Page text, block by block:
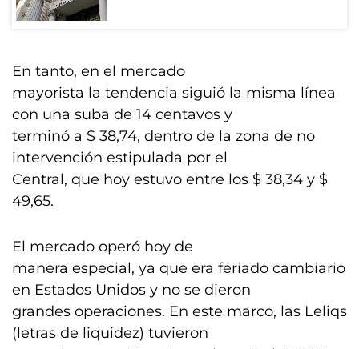
En tanto, en el mercado
mayorista la tendencia siguió la misma línea
con una suba de 14 centavos y
terminó a $ 38,74, dentro de la zona de no
intervención estipulada por el
Central, que hoy estuvo entre los $ 38,34 y $
49,65.
El mercado operó hoy de
manera especial, ya que era feriado cambiario
en Estados Unidos y no se dieron
grandes operaciones. En este marco, las Leliqs
(letras de liquidez) tuvieron